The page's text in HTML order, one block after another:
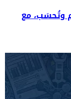
وتُحسَب، مع